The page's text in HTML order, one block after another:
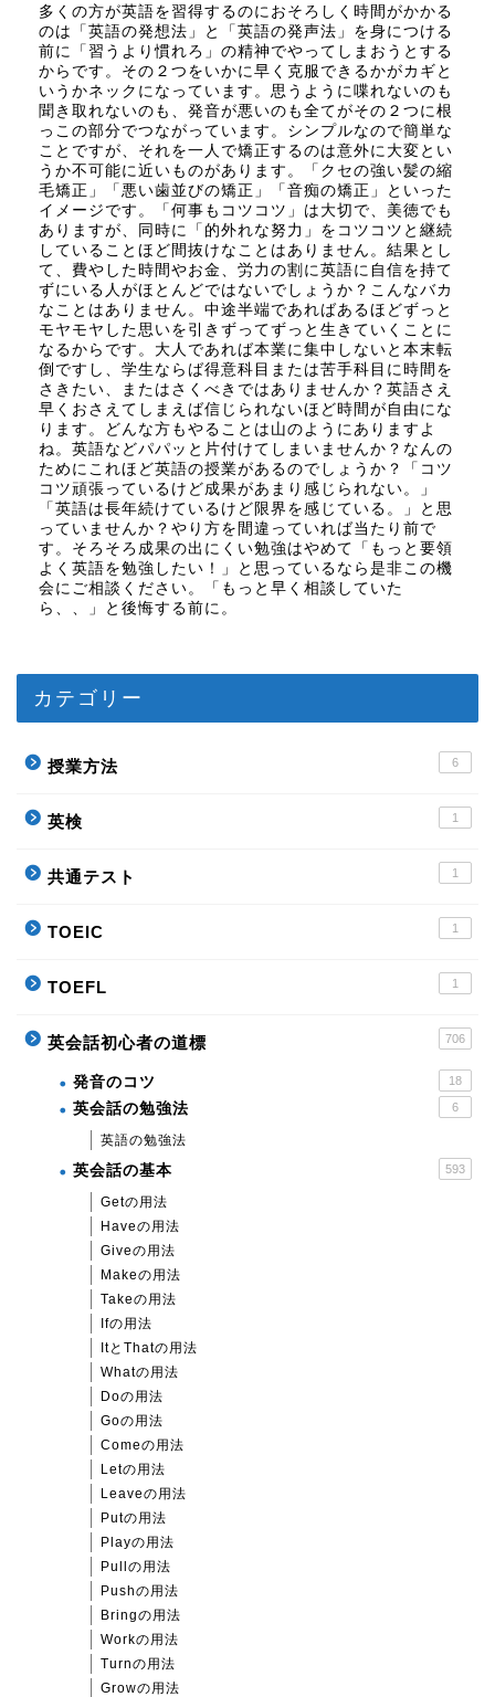
多くの方が英語を習得するのにおそろしく時間がかかる
のは「英語の発想法」と「英語の発声法」を身につける
前に「習うより慣れろ」の精神でやってしまおうとする
からです。その２つをいかに早く克服できるかがカギと
いうかネックになっています。思うように喋れないのも
聞き取れないのも、発音が悪いのも全てがその２つに根
っこの部分でつながっています。シンプルなので簡単な
ことですが、それを一人で矯正するのは意外に大変とい
うか不可能に近いものがあります。「クセの強い髪の縮
毛矯正」「悪い歯並びの矯正」「音痴の矯正」といった
イメージです。「何事もコツコツ」は大切で、美徳でも
ありますが、同時に「的外れな努力」をコツコツと継続
していることほど間抜けなことはありません。結果とし
て、費やした時間やお金、労力の割に英語に自信を持て
ずにいる人がほとんどではないでしょうか？こんなバカ
なことはありません。中途半端であればあるほどずっと
モヤモヤした思いを引きずってずっと生きていくことに
なるからです。大人であれば本業に集中しないと本末転
倒ですし、学生ならば得意科目または苦手科目に時間を
さきたい、またはさくべきではありませんか？英語さえ
早くおさえてしまえば信じられないほど時間が自由にな
ります。どんな方もやることは山のようにありますよ
ね。英語などパパッと片付けてしまいませんか？なんの
ためにこれほど英語の授業があるのでしょうか？「コツ
コツ頑張っているけど成果があまり感じられない。」
「英語は長年続けているけど限界を感じている。」と思
っていませんか？やり方を間違っていれば当たり前で
す。そろそろ成果の出にくい勉強はやめて「もっと要領
よく英語を勉強したい！」と思っているなら是非この機
会にご相談ください。「もっと早く相談していた
ら、、」と後悔する前に。
カテゴリー
授業方法 6
英検 1
共通テスト 1
TOEIC 1
TOEFL 1
英会話初心者の道標 706
発音のコツ 18
英会話の勉強法 6
英語の勉強法
英会話の基本 593
Getの用法
Haveの用法
Giveの用法
Makeの用法
Takeの用法
Ifの用法
ItとThatの用法
Whatの用法
Doの用法
Goの用法
Comeの用法
Letの用法
Leaveの用法
Putの用法
Playの用法
Pullの用法
Pushの用法
Bringの用法
Workの用法
Turnの用法
Growの用法